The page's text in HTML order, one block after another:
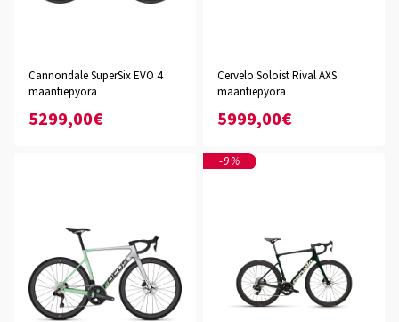
Cannondale SuperSix EVO 4
maantiepyörä
5299,00€
Cervelo Soloist Rival AXS
maantiepyörä
5999,00€
-9%